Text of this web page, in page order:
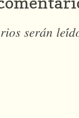
𝑠𝑒𝑟𝑎́𝑛